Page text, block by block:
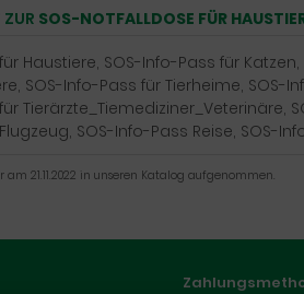
SOS-NOTFALLDOSE FÜR
Haustiere, SOS-Info-Pass für
SOS-Info-Pass für Tierheime, SOS-
Tierärzte_Tiemediziner_Veterinäre,
SOS-Info-Pass Reise, SOS-
am 21.11.2022 in unseren Katalog aufgenommen.